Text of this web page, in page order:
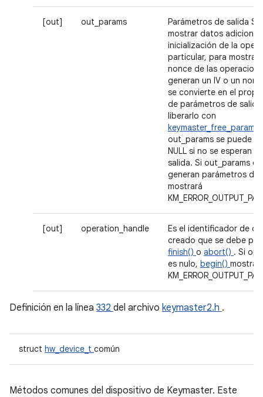
[out] out_params
Parámetros de salida
mostrar datos
inicialización de la
particular, para mostrar
nonce de las
generan un IV o un
se convierte en el
de parámetros de
liberarlo con
out_params se puede
NULL si no se esperan
salida. Si out_params es
generan parámetros de
mostrará
[out] operation_handle
Es el identificador de
creado que se debe
finish() o abort() . Si
es nulo, begin()
Definición en la línea 332 del archivo keymaster2.h .
struct hw_device_t común
Métodos comunes del dispositivo de Keymaster. Este